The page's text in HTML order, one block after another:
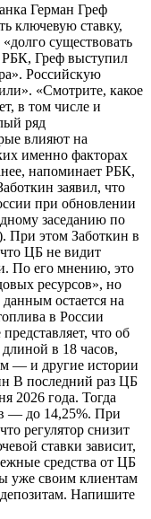
Герман Греф
ключевую ставку,
существовать
Греф выступил
Российскую
«Смотрите, какое
в том числе и
ряд
влияют на
именно факторах
напоминает РБК,
заявил, что
при обновлении
заседанию по
При этом Заботкин в
ЦБ не видит
По его мнению, это
ресурсов», но
остается на
в России
что об
в 18 часов,
— и другие истории
В последний раз ЦБ
2026 года. Тогда
— до 14,25%. При
регулятор снизит
ставки зависит,
средства от ЦБ
уже своим клиентам
Напишите